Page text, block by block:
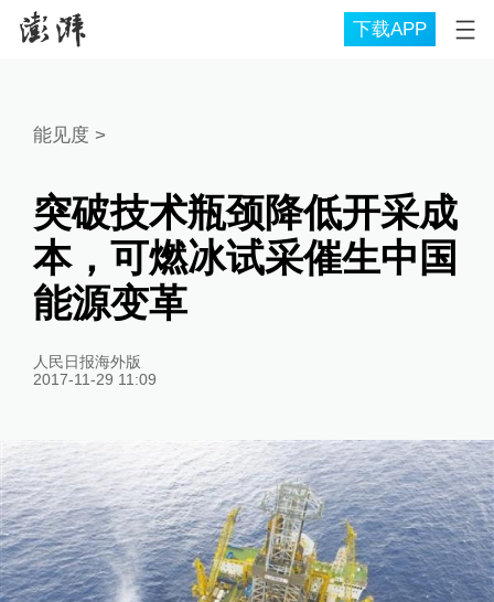
下载APP
能见度 >
突破技术瓶颈降低开采成
本，可燃冰试采催生中国
能源变革
人民日报海外版
2017-11-29 11:09